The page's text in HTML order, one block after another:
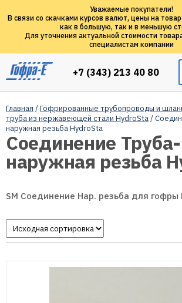
Уважаемые покупатели!
В связи со скачками курсов валют, цены на
как в большую, так и в меньшую
Для уточнения актуальной стоимости
специалистам компании
+7 (343) 213 40 80
Главная /Гофрированные трубопроводы и
труба из нержавеющей стали HydroSta/
наружная резьба HydroSta
Соединение Труба-
наружная резьба
SM Соединение Нар. резьба для гофры